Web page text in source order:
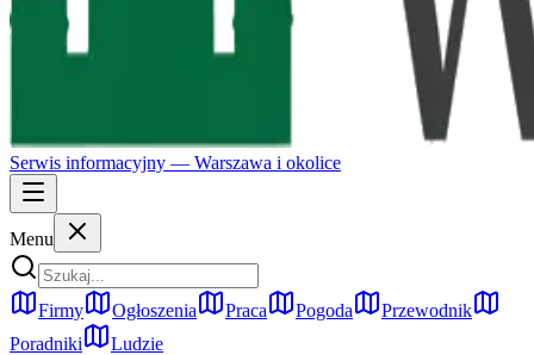
Serwis informacyjny — Warszawa i okolice
Menu
Firmy Ogłoszenia Praca Pogoda
Przewodnik
Poradniki
Ludzie